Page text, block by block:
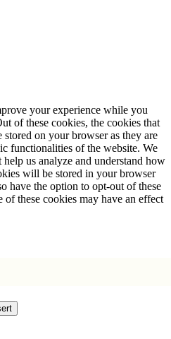
your experience while you
of these cookies, the cookies that
stored on your browser as they are
functionalities of the website. We
us analyze and understand how
will be stored in your browser
have the option to opt-out of these
these cookies may have an effect